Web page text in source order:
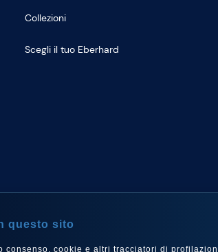
Collezioni
Scegli il tuo Eberhard
questo sito
consenso, cookie e altri tracciatori di